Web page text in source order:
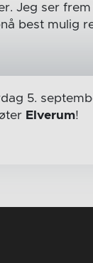
Jeg ser
best mulig
5.
Elverum!